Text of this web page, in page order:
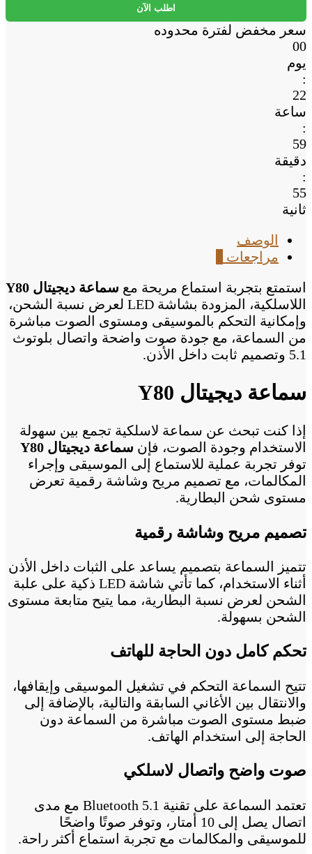
اطلب الآن
سعر مخفض لفترة محدوده
00
يوم
:
22
ساعة
:
59
دقيقة
:
54
ثانية
الوصف
مراجعات
استمتع بتجربة استماع مريحة مع سماعة ديجيتال Y80
اللاسلكية، المزودة بشاشة LED لعرض نسبة الشحن،
وإمكانية التحكم بالموسيقى ومستوى الصوت مباشرة
من السماعة، مع جودة صوت واضحة واتصال بلوتوث
5.1 وتصميم ثابت داخل الأذن.
سماعة ديجيتال Y80
إذا كنت تبحث عن سماعة لاسلكية تجمع بين سهولة
الاستخدام وجودة الصوت، فإن سماعة ديجيتال Y80
توفر تجربة عملية للاستماع إلى الموسيقى وإجراء
المكالمات، مع تصميم مريح وشاشة رقمية تعرض
مستوى شحن البطارية.
تصميم مريح وشاشة رقمية
تتميز السماعة بتصميم يساعد على الثبات داخل الأذن
أثناء الاستخدام، كما تأتي شاشة LED ذكية على علبة
الشحن لعرض نسبة البطارية، مما يتيح متابعة مستوى
الشحن بسهولة.
تحكم كامل دون الحاجة للهاتف
تتيح السماعة التحكم في تشغيل الموسيقى وإيقافها،
والانتقال بين الأغاني السابقة والتالية، بالإضافة إلى
ضبط مستوى الصوت مباشرة من السماعة دون
الحاجة إلى استخدام الهاتف.
صوت واضح واتصال لاسلكي
تعتمد السماعة على تقنية Bluetooth 5.1 مع مدى
اتصال يصل إلى 10 أمتار، وتوفر صوتًا واضحًا
للموسيقى والمكالمات مع تجربة استماع أكثر راحة.